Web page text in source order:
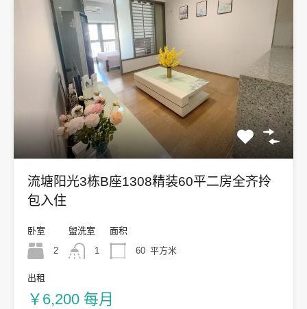
流塘阳光3栋B座1308精装60平二房全齐拎
包入住
卧室
2
盥洗室
1
面积
60 平方米
出租
￥6,200 每月